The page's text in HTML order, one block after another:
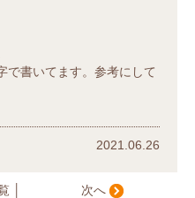
で書いてます。参考にして
2021.06.26
次へ
│